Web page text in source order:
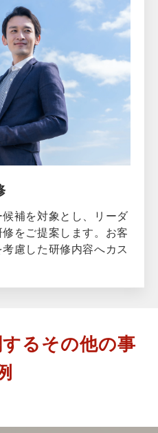
補を対象とし、リーダ
をご提案します。お客
慮した研修内容へカス
るその他の事